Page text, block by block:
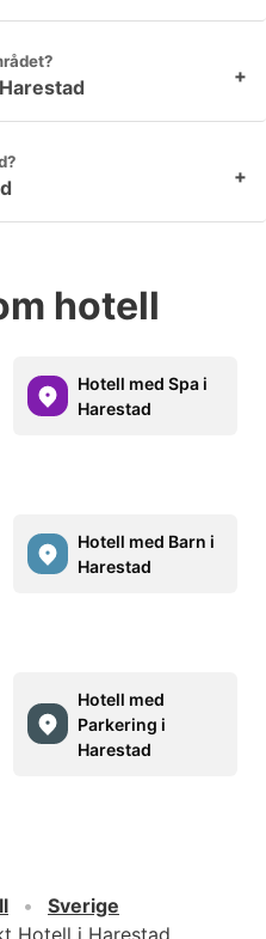
+
+
hotell
Hotell med Spa i
Harestad
Hotell med Barn i
Harestad
Hotell med
Parkering i
Harestad
Sverige
Hotell i Harestad